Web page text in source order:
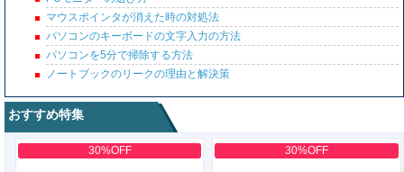
マウスポインタが消えた時の対処法
パソコンのキーボードの文字入力の方法
パソコンを5分で掃除する方法
ノートブックのリークの理由と解決策
おすすめ特集
30%OFF 30%OFF